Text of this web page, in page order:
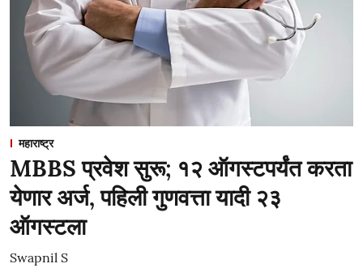
महाराष्ट्र
MBBS प्रवेश सुरू; १२ ऑगस्टपर्यंत करता
येणार अर्ज, पहिली गुणवत्ता यादी २३
ऑगस्टला
Swapnil S